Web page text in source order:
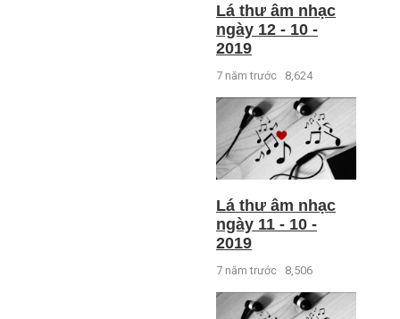
Lá thư âm nhạc
ngày 12 - 10 -
2019
7 năm trước 8,624
Lá thư âm nhạc
ngày 11 - 10 -
2019
7 năm trước 8,506